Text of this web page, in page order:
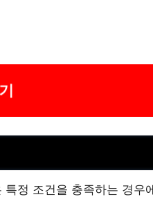
정 조건을 충족하는 경우